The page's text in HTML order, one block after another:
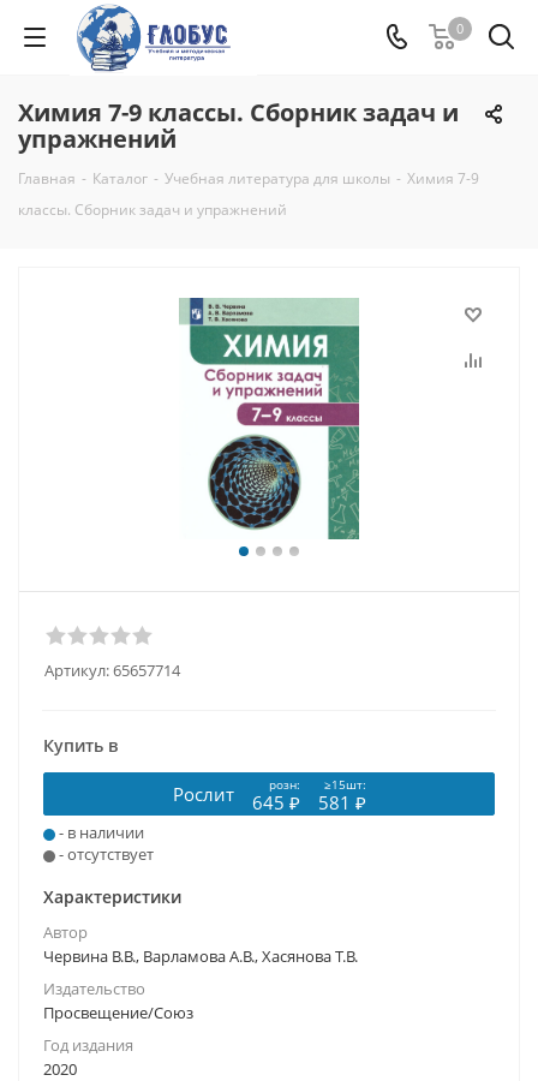
0
Химия 7-9 классы. Сборник задач и
упражнений
Главная - Каталог - Учебная литература для школы - Химия 7-9
классы. Сборник задач и упражнений
Артикул:65657714
Купить в
Рослит розн: ≥15шт:
645 ₽ 581 ₽
- в наличии
- отсутствует
Характеристики
Автор
Червина В.В., Варламова А.В., Хасянова Т.В.
Издательство
Просвещение/Союз
Год издания
2020